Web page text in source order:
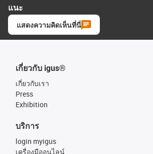
แนะ
แสดงความคิดเห็นที่นี่
เกี่ยวกับ igus®
เกี่ยวกับเรา
Press
Exhibition
บริการ
login myigus
เครื่องมืออนไลน์